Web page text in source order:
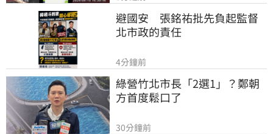
避國安　張銘祐批先負起監督
北市政的責任
4分鐘前
綠營竹北市長「2選1」？鄭朝
方首度鬆口了
30分鐘前